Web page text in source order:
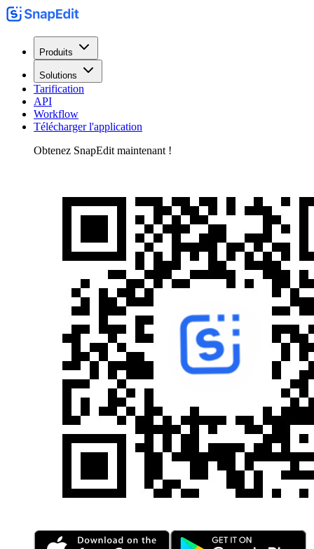
Produits
Solutions
Tarification
API
Workflow
Télécharger l'application
Obtenez SnapEdit maintenant !